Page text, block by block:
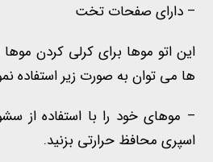
– دارای صفحات تخت
این اتو موهابرای کرلی کردن
ها می توان به صورت زیر استفاده
– موهای خود را با استفاده از
اسپری محافظ حرارتی بزنید.